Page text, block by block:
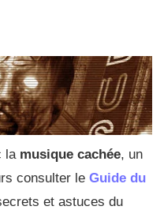
la musique cachée, un
consulter le Guide du
et astuces du